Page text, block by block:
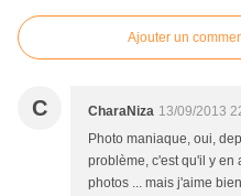
Ajouter un
C CharaNiza 13/09/2013
Photo maniaque, oui,
problème, c'est qu'il y en
photos ... mais j'aime